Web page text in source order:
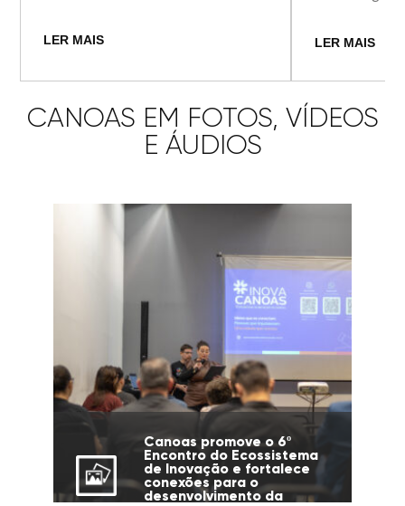
LER MAIS LER MAIS
CANOAS EM FOTOS, VÍDEOS
E ÁUDIOS
Canoas promove o 6º
Encontro do Ecossistema
de Inovação e fortalece
conexões para o
desenvolvimento da